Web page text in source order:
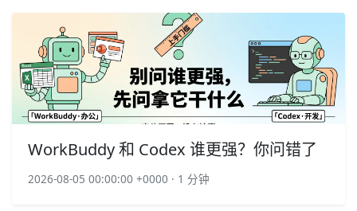
WorkBuddy 和 Codex 谁更强？你问错了
2026-08-05 00:00:00 +0000 · 1 分钟